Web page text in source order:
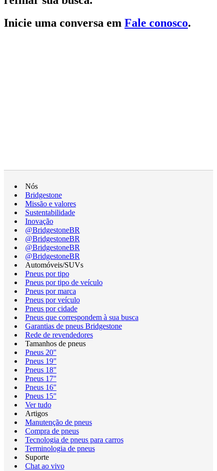
Inicie uma conversa em Fale conosco.
Nós
Bridgestone
Missão e valores
Sustentabilidade
Inovação
@BridgestoneBR
@BridgestoneBR
@BridgestoneBR
@BridgestoneBR
Automóveis/SUVs
Pneus por tipo
Pneus por tipo de veículo
Pneus por marca
Pneus por veículo
Pneus por cidade
Pneus que correspondem à sua busca
Garantias de pneus Bridgestone
Rede de revendedores
Tamanhos de pneus
Pneus 20"
Pneus 19"
Pneus 18"
Pneus 17"
Pneus 16"
Pneus 15"
Ver tudo
Artigos
Manutenção de pneus
Compra de pneus
Tecnologia de pneus para carros
Terminologia de pneus
Suporte
Chat ao vivo